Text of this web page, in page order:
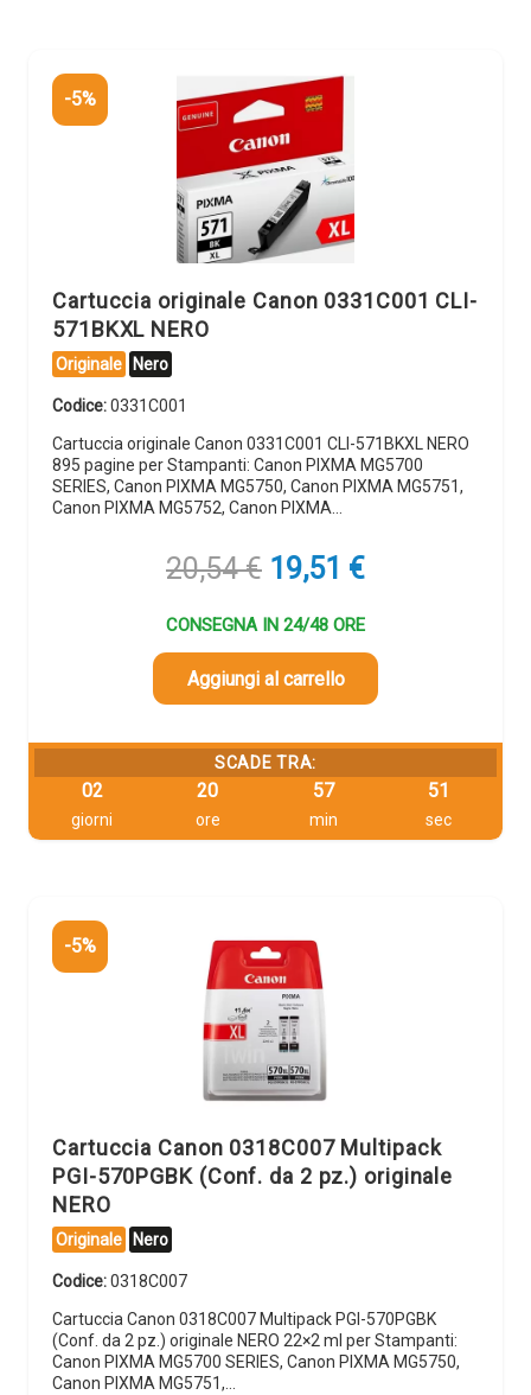
-5%
Cartuccia originale Canon 0331C001 CLI-
571BKXL NERO
Originale Nero
Codice:0331C001
Cartuccia originale Canon 0331C001 CLI-571BKXL NERO
895 pagine per Stampanti: Canon PIXMA MG5700
SERIES, Canon PIXMA MG5750, Canon PIXMA MG5751,
Canon PIXMA MG5752, Canon PIXMA…
20,54€ Il
originale
era:
20,54 €.
19,51 €Il
attuale
è:
CONSEGNA IN 24/48 ORE
Aggiungi al carrello
SCADE TRA:
02
giorni
20
ore
57
min
49
sec
-5%
Cartuccia Canon 0318C007 Multipack
PGI-570PGBK (Conf. da 2 pz.) originale
NERO
Originale Nero
Codice:0318C007
Cartuccia Canon 0318C007 Multipack PGI-570PGBK
(Conf. da 2 pz.) originale NERO 22×2 ml per Stampanti:
Canon PIXMA MG5700 SERIES, Canon PIXMA MG5750,
Canon PIXMA MG5751,…